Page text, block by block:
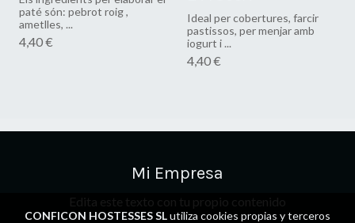
paté són: pebrot roig ,
ametlles, ...
4,40 €
Ideal per cobertures, farcir
pastissos, per menjar amb
iogurt i ...
4,40 €
Mi Empresa
CONFICON HOSTESSES SLutiliza cookies propias y terceros